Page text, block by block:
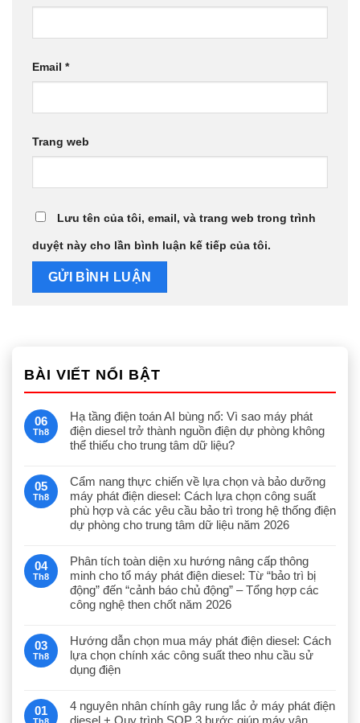
Email *
Trang web
Lưu tên của tôi, email, và trang web trong trình
duyệt này cho lần bình luận kế tiếp của tôi.
BÀI VIẾT NỔI BẬT
06
Th8
Hạ tầng điện toán AI bùng nổ: Vì sao máy phát
điện diesel trở thành nguồn điện dự phòng không
thể thiếu cho trung tâm dữ liệu?
05
Th8
Cẩm nang thực chiến về lựa chọn và bảo dưỡng
máy phát điện diesel: Cách lựa chọn công suất
phù hợp và các yêu cầu bảo trì trong hệ thống điện
dự phòng cho trung tâm dữ liệu năm 2026
04
Th8
Phân tích toàn diện xu hướng nâng cấp thông
minh cho tổ máy phát điện diesel: Từ “bảo trì bị
động” đến “cảnh báo chủ động” – Tổng hợp các
công nghệ then chốt năm 2026
03
Th8
Hướng dẫn chọn mua máy phát điện diesel: Cách
lựa chọn chính xác công suất theo nhu cầu sử
dụng điện
01
Th8
4 nguyên nhân chính gây rung lắc ở máy phát điện
diesel + Quy trình SOP 3 bước giúp máy vận